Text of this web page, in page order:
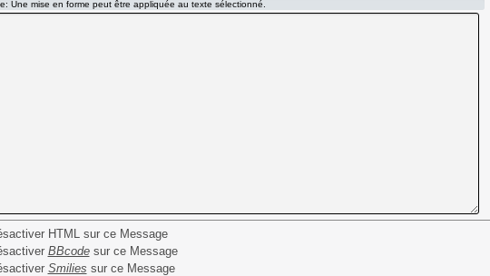
HTML sur ce Message
BBcodesur ce Message
Smilies sur ce Message